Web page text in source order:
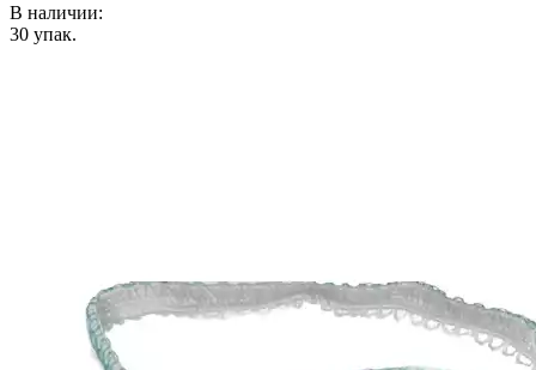
В наличии:
30 упак.